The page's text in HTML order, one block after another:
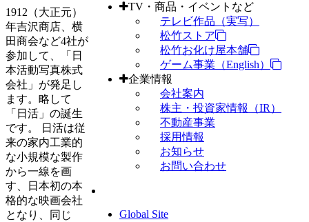
TV・商品・イベントなど
テレビ作品（実写）
松竹ストア
松竹お化け屋本舗
ゲーム事業（English）
企業情報
会社案内
株主・投資家情報（IR）
不動産事業
採用情報
お知らせ
お問い合わせ
Global Site
1912（大正元）
年吉沢商店、横
田商会など4社が
参加して、「日
本活動写真株式
会社」が発足し
ます。略して
「日活」の誕生
です。 日活は従
来の家内工業的
な小規模な製作
から一線を画
す、日本初の本
格的な映画会社
となり、同じ